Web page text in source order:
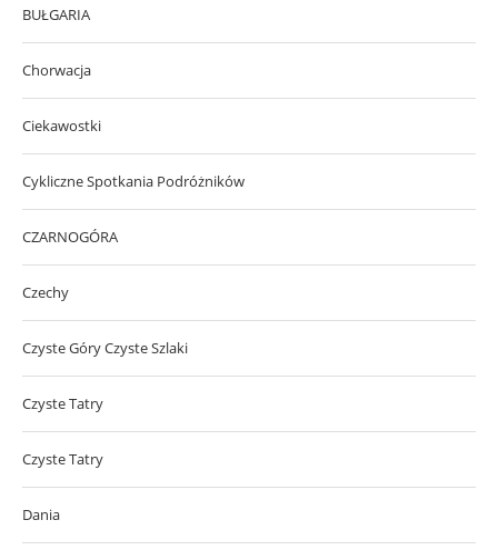
BUŁGARIA
Chorwacja
Ciekawostki
Cykliczne Spotkania Podróżników
CZARNOGÓRA
Czechy
Czyste Góry Czyste Szlaki
Czyste Tatry
Czyste Tatry
Dania